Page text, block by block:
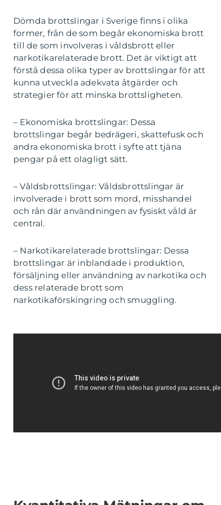
Dömda brottslingar i Sverige finns i olika
former, från de som begår ekonomiska brott
till de som involveras i våldsbrott eller
narkotikarelaterade brott. Det är viktigt att
förstå dessa olika typer av brottslingar för att
kunna utveckla adekvata åtgärder och
strategier för att minska brottsligheten.
– Ekonomiska brottslingar: Dessa
brottslingar begår bedrägeri, skattefusk och
andra ekonomiska brott i syfte att tjäna
pengar på ett olagligt sätt.
– Våldsbrottslingar: Våldsbrottslingar är
involverade i brott som mord, misshandel
och rån där användningen av fysiskt våld är
central.
– Narkotikarelaterade brottslingar: Dessa
brottslingar är inblandade i produktion,
försäljning eller användning av narkotika och
dess relaterade brott som
narkotikaförskingring och smuggling.